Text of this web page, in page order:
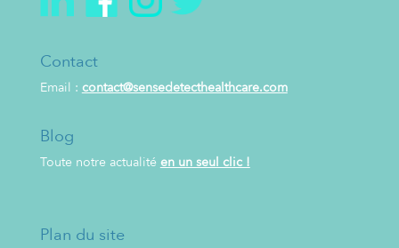
Contact
Email : contact@sensedetecthealthcare.com
Blog
Toute notre actualité en un seul clic !
Plan du site